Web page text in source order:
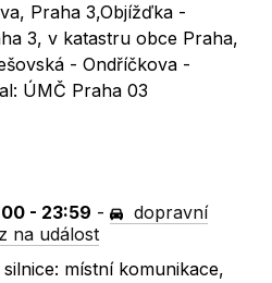
Praha 3,Objížďka -
3, v katastru obce Praha,
- Ondříčkova -
ÚMČ Praha 03
- 23:59 -
dopravní
na událost
místní komunikace,